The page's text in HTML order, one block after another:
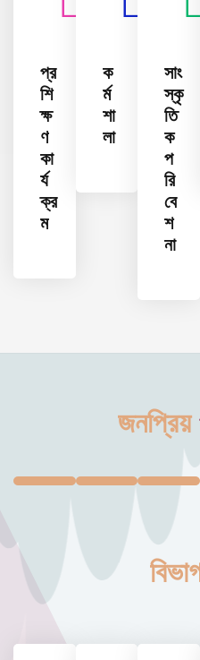
প্র
শি
ক্ষ
ণ
কা
র্য
ক্র
ম
ক
র্ম
শা
লা
সাং
স্কৃ
তি
ক
প
রি
বে
শ
না
জনপ্রিয়